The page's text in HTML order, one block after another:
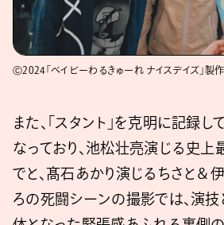
Ⓒ2024「ベイビーわるきゅーれ ナイスデイズ」製
また、「スタント」を克明に記録し
なっており、池松壮亮演じる史上
でと、髙石あかり演じるちさと＆
ろの死闘シーンの撮影では、演技